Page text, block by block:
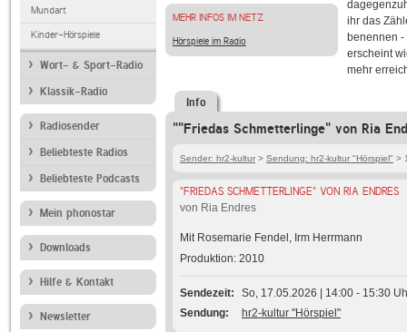
Mundart
Kinder-Hörspiele
Wort- & Sport-Radio
Klassik-Radio
Radiosender
Beliebteste Radios
Beliebteste Podcasts
Mein phonostar
Downloads
Hilfe & Kontakt
Newsletter
MEHR INFOS IM NETZ
Hörspiele im Radio
ihr das
benennen
erscheint
mehr
Info
""Friedas Schmetterlinge" von Ria
Sender: hr2-kultur > Sendung: hr2-kultur "Hörspiel" >
"FRIEDAS SCHMETTERLINGE" VON RIA ENDRES
von Ria Endres
Mit Rosemarie Fendel, Irm Herrmann
Produktion: 2010
Sendezeit
So, 17.05.2026 | 14:00 - 15:30
Sendung
hr2-kultur "Hörspiel"